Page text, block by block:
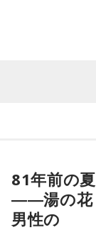
81年前の
――湯の花
男性の